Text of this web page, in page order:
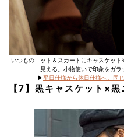
いつものニット＆スカートにキャスケッ
見える。小物使いで印象をガラ
▶︎平日仕様から休日仕様へ。同
【7】黒キャスケット×